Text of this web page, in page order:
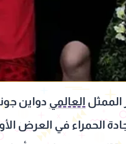
العالمي دواين
الحمراء في العرض